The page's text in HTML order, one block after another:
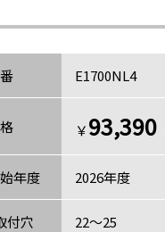
E1700NL4
￥93,390
年度 2026年度
付穴 22～25